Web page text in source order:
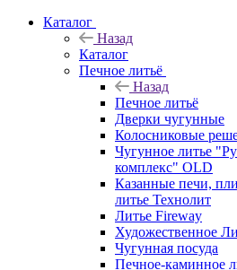
Каталог
Назад
Каталог
Печное литьё
Назад
Печное литьё
Дверки чугунные
Колосниковые
Чугунное литье
комплекс" OLD
Казанные печи,
литье Технолит
Литье Fireway
Художественное
Чугунная посуда
Печное-каминное